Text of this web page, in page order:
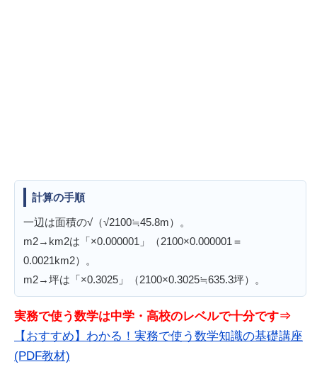
計算の手順
一辺は面積の√（√2100≒45.8m）。
m2→km2は「×0.000001」（2100×0.000001＝
0.0021km2）。
m2→坪は「×0.3025」（2100×0.3025≒635.3坪）。
実務で使う数学は中学・高校のレベルで十分です⇒
【おすすめ】わかる！実務で使う数学知識の基礎講座
(PDF教材)